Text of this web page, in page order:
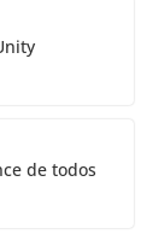
de todos